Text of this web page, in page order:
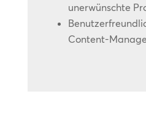
unerwünschte
Content-